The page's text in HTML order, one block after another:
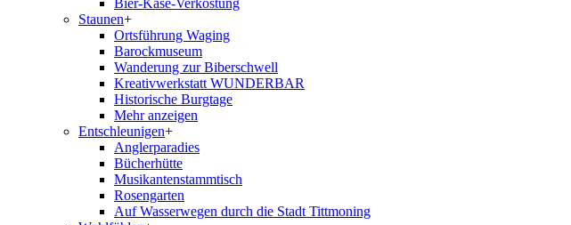
Bier-Käse-Verkostung
Staunen+
Ortsführung Waging
Barockmuseum
Wanderung zur Biberschwell
Kreativwerkstatt WUNDERBAR
Historische Burgtage
Mehr anzeigen
Entschleunigen+
Anglerparadies
Bücherhütte
Musikantenstammtisch
Rosengarten
Auf Wasserwegen durch die Stadt Tittmoning